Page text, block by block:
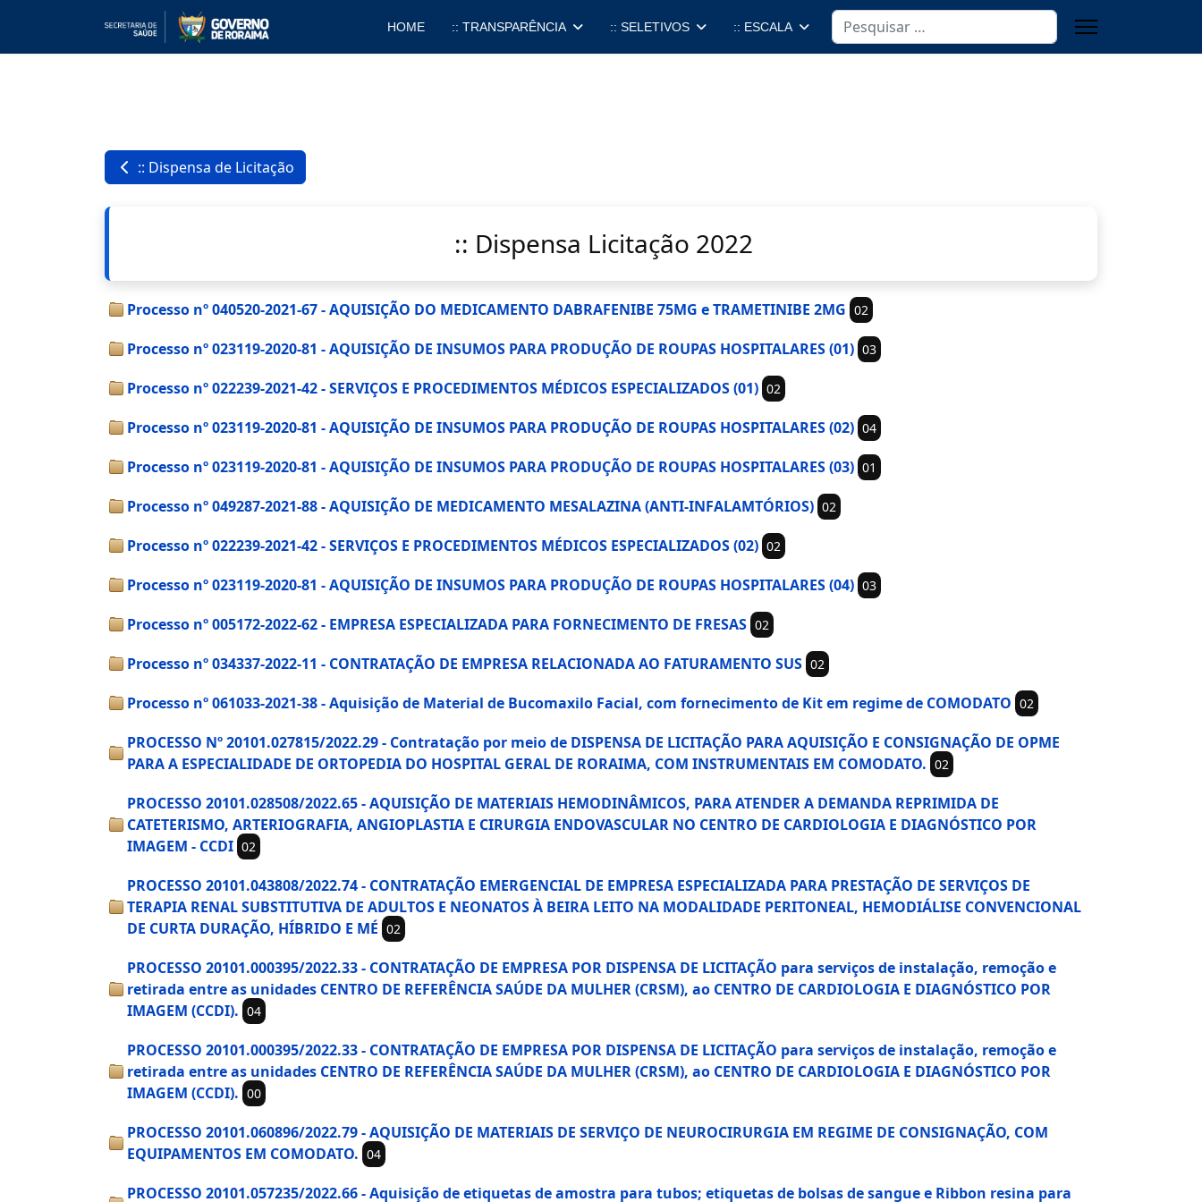
HOME :: TRANSPARÊNCIA :: SELETIVOS :: ESCALA Pesquisa
:: Dispensa de Licitação
:: Dispensa Licitação 2022
Processo nº 040520-2021-67 - AQUISIÇÃO DO MEDICAMENTO DABRAFENIBE 75MG e TRAMETINIBE 2MG 02
Processo nº 023119-2020-81 - AQUISIÇÃO DE INSUMOS PARA PRODUÇÃO DE ROUPAS HOSPITALARES (01) 03
Processo nº 022239-2021-42 - SERVIÇOS E PROCEDIMENTOS MÉDICOS ESPECIALIZADOS (01) 02
Processo nº 023119-2020-81 - AQUISIÇÃO DE INSUMOS PARA PRODUÇÃO DE ROUPAS HOSPITALARES (02) 04
Processo nº 023119-2020-81 - AQUISIÇÃO DE INSUMOS PARA PRODUÇÃO DE ROUPAS HOSPITALARES (03) 01
Processo nº 049287-2021-88 - AQUISIÇÃO DE MEDICAMENTO MESALAZINA (ANTI-INFALAMTÓRIOS) 02
Processo nº 022239-2021-42 - SERVIÇOS E PROCEDIMENTOS MÉDICOS ESPECIALIZADOS (02) 02
Processo nº 023119-2020-81 - AQUISIÇÃO DE INSUMOS PARA PRODUÇÃO DE ROUPAS HOSPITALARES (04) 03
Processo nº 005172-2022-62 - EMPRESA ESPECIALIZADA PARA FORNECIMENTO DE FRESAS 02
Processo nº 034337-2022-11 - CONTRATAÇÃO DE EMPRESA RELACIONADA AO FATURAMENTO SUS 02
Processo nº 061033-2021-38 - Aquisição de Material de Bucomaxilo Facial, com fornecimento de Kit em regime de COMODATO 02
PROCESSO Nº 20101.027815/2022.29 - Contratação por meio de DISPENSA DE LICITAÇÃO PARA AQUISIÇÃO E CONSIGNAÇÃO DE OPME
PARA A ESPECIALIDADE DE ORTOPEDIA DO HOSPITAL GERAL DE RORAIMA, COM INSTRUMENTAIS EM COMODATO. 02
PROCESSO 20101.028508/2022.65 - AQUISIÇÃO DE MATERIAIS HEMODINÂMICOS, PARA ATENDER A DEMANDA REPRIMIDA DE
CATETERISMO, ARTERIOGRAFIA, ANGIOPLASTIA E CIRURGIA ENDOVASCULAR NO CENTRO DE CARDIOLOGIA E DIAGNÓSTICO POR
IMAGEM - CCDI 02
PROCESSO 20101.043808/2022.74 - CONTRATAÇÃO EMERGENCIAL DE EMPRESA ESPECIALIZADA PARA PRESTAÇÃO DE SERVIÇOS DE
TERAPIA RENAL SUBSTITUTIVA DE ADULTOS E NEONATOS À BEIRA LEITO NA MODALIDADE PERITONEAL, HEMODIÁLISE CONVENCIONAL
DE CURTA DURAÇÃO, HÍBRIDO E MÉ 02
PROCESSO 20101.000395/2022.33 - CONTRATAÇÃO DE EMPRESA POR DISPENSA DE LICITAÇÃO para serviços de instalação, remoção e
retirada entre as unidades CENTRO DE REFERÊNCIA SAÚDE DA MULHER (CRSM), ao CENTRO DE CARDIOLOGIA E DIAGNÓSTICO POR
IMAGEM (CCDI). 04
PROCESSO 20101.000395/2022.33 - CONTRATAÇÃO DE EMPRESA POR DISPENSA DE LICITAÇÃO para serviços de instalação, remoção e
retirada entre as unidades CENTRO DE REFERÊNCIA SAÚDE DA MULHER (CRSM), ao CENTRO DE CARDIOLOGIA E DIAGNÓSTICO POR
IMAGEM (CCDI). 00
PROCESSO 20101.060896/2022.79 - AQUISIÇÃO DE MATERIAIS DE SERVIÇO DE NEUROCIRURGIA EM REGIME DE CONSIGNAÇÃO, COM
EQUIPAMENTOS EM COMODATO. 04
PROCESSO 20101.057235/2022.66 - Aquisição de etiquetas de amostra para tubos; etiquetas de bolsas de sangue e Ribbon resina para